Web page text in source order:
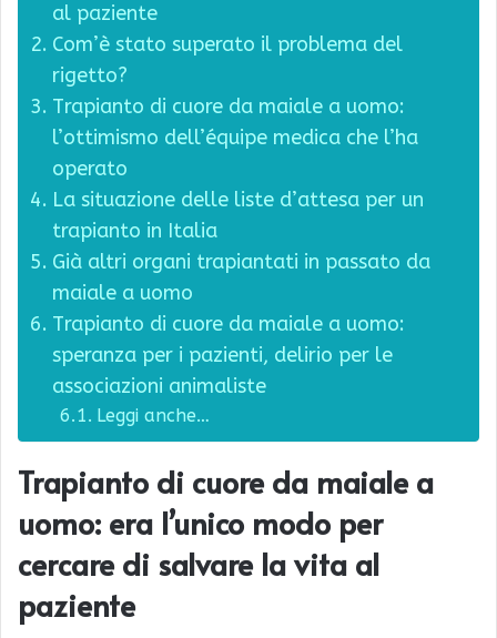
al paziente
Com’è stato superato il problema del
rigetto?
Trapianto di cuore da maiale a uomo:
l’ottimismo dell’équipe medica che l’ha
operato
La situazione delle liste d’attesa per un
trapianto in Italia
Già altri organi trapiantati in passato da
maiale a uomo
Trapianto di cuore da maiale a uomo:
speranza per i pazienti, delirio per le
associazioni animaliste
Leggi anche…
Trapianto di cuore da maiale a
uomo: era l’unico modo per
cercare di salvare la vita al
paziente